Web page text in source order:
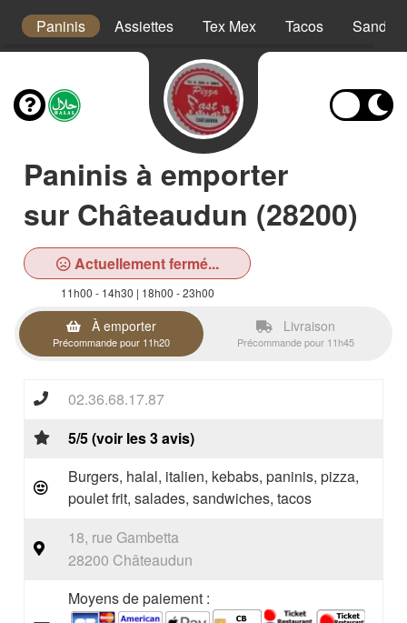
Paninis Assiettes Tex Mex Tacos
Paninis à emporter
sur Châteaudun (28200)
Actuellement fermé...
11h00 - 14h30 | 18h00 - 23h00
À emporter
Précommande pour 11h20
Livraison
Précommande pour 11h45
02.36.68.17.87
5/5 (voir les 3 avis)
Burgers, halal, italien, kebabs, paninis, pizza,
poulet frit, salades, sandwiches, tacos
18, rue Gambetta
28200 Châteaudun
Moyens de paiement :